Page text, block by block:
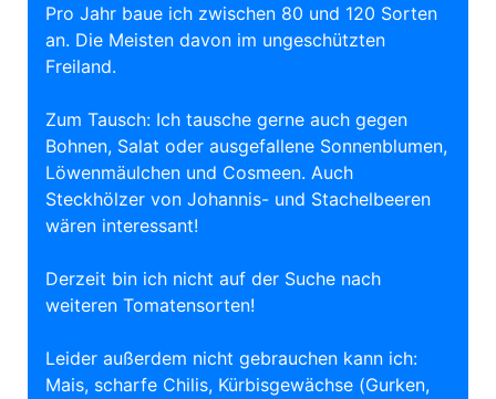
Pro Jahr baue ich zwischen 80 und 120 Sorten
an. Die Meisten davon im ungeschützten
Freiland.
Zum Tausch: Ich tausche gerne auch gegen
Bohnen, Salat oder ausgefallene Sonnenblumen,
Löwenmäulchen und Cosmeen. Auch
Steckhölzer von Johannis- und Stachelbeeren
wären interessant!
Derzeit bin ich nicht auf der Suche nach
weiteren Tomatensorten!
Leider außerdem nicht gebrauchen kann ich:
Mais, scharfe Chilis, Kürbisgewächse (Gurken,